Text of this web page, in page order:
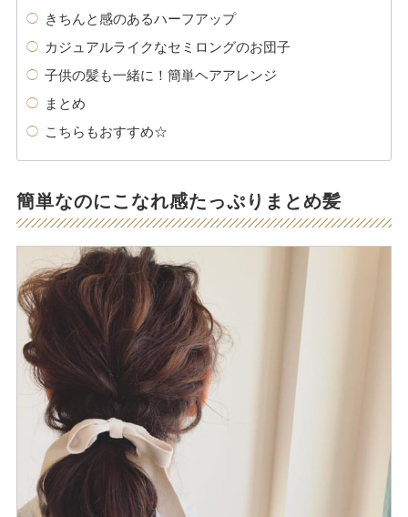
きちんと感のあるハーフアップ
カジュアルライクなセミロングのお団子
子供の髪も一緒に！簡単ヘアアレンジ
まとめ
こちらもおすすめ☆
簡単なのにこなれ感たっぷりまとめ髪